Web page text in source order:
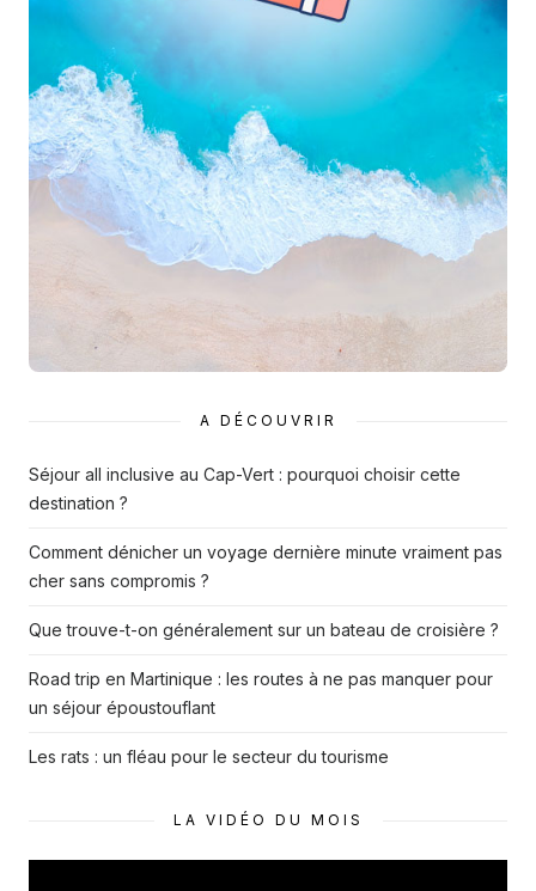
A DÉCOUVRIR
Séjour all inclusive au Cap-Vert : pourquoi choisir cette
destination ?
Comment dénicher un voyage dernière minute vraiment pas
cher sans compromis ?
Que trouve-t-on généralement sur un bateau de croisière ?
Road trip en Martinique : les routes à ne pas manquer pour
un séjour époustouflant
Les rats : un fléau pour le secteur du tourisme
LA VIDÉO DU MOIS